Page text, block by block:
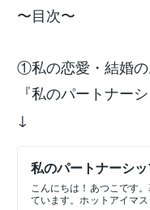
〜目次〜
①私の恋愛・結婚の
『私のパートナー
↓
私のパートナーシ
こんにちは！あつこです
ています。ホットアイマ